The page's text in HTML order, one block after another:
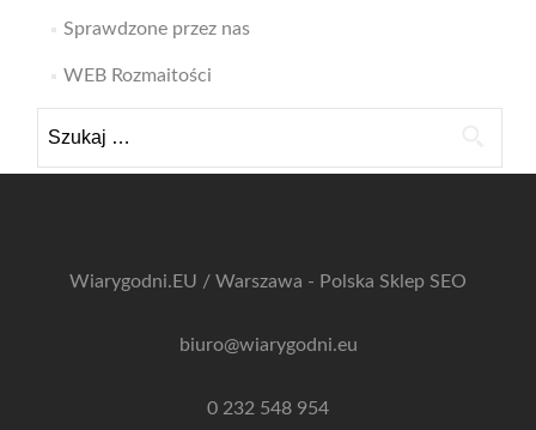
Sprawdzone przez nas
WEB Rozmaitości
Wiarygodni.EU / Warszawa - Polska Sklep SEO
biuro@wiarygodni.eu
0 232 548 954